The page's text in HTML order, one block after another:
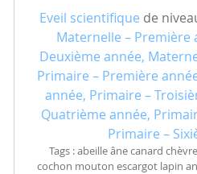
Eveil scientifique de
Maternelle – Première
Deuxième année,
Primaire – Première
année, Primaire –
Quatrième année,
Primaire –
Tags : abeille âne canard
cochon mouton escargot lapin